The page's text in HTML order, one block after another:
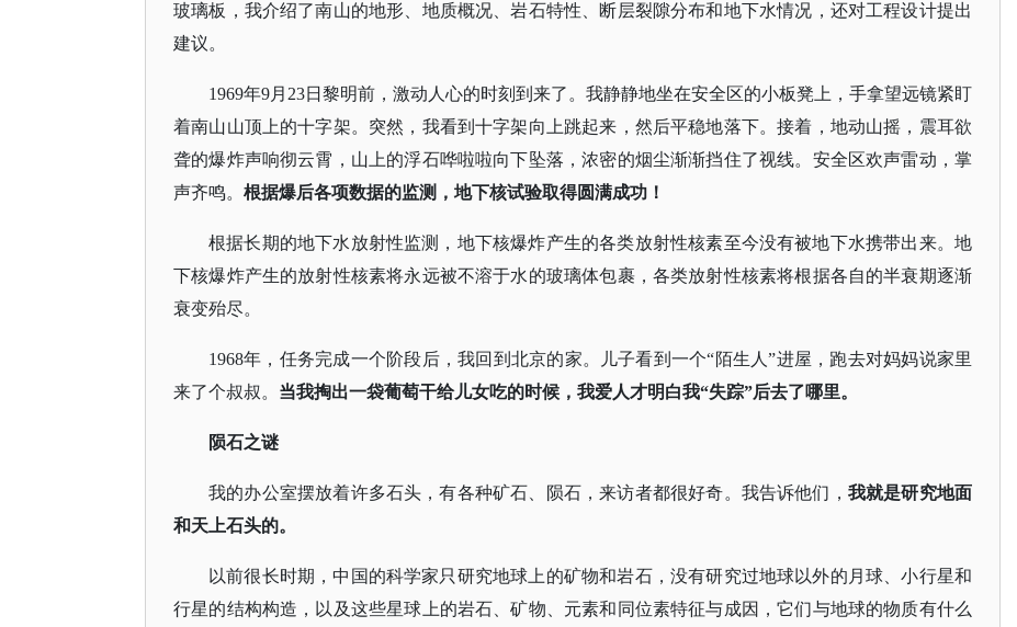
玻璃板，我介绍了南山的地形、地质概况、岩石特性、断层裂隙分布和地下水情况，还对工程设计提出
建议。
1969年9月23日黎明前，激动人心的时刻到来了。我静静地坐在安全区的小板凳上，手拿望远镜紧盯
着南山山顶上的十字架。突然，我看到十字架向上跳起来，然后平稳地落下。接着，地动山摇，震耳欲
聋的爆炸声响彻云霄，山上的浮石哗啦啦向下坠落，浓密的烟尘渐渐挡住了视线。安全区欢声雷动，掌
声齐鸣。 根据爆后各项数据的监测，地下核试验取得圆满成功！
根据长期的地下水放射性监测，地下核爆炸产生的各类放射性核素至今没有被地下水携带出来。地
下核爆炸产生的放射性核素将永远被不溶于水的玻璃体包裹，各类放射性核素将根据各自的半衰期逐渐
衰变殆尽。
1968年，任务完成一个阶段后，我回到北京的家。儿子看到一个“陌生人”进屋，跑去对妈妈说家里
来了个叔叔。 当我掏出一袋葡萄干给儿女吃的时候，我爱人才明白我“失踪”后去了哪里。
陨石之谜
我的办公室摆放着许多石头，有各种矿石、陨石，来访者都很好奇。我告诉他们， 我就是研究地面
和天上石头的。
以前很长时期，中国的科学家只研究地球上的矿物和岩石，没有研究过地球以外的月球、小行星和
行星的结构构造，以及这些星球上的岩石、矿物、元素和同位素特征与成因，它们与地球的物质有什么